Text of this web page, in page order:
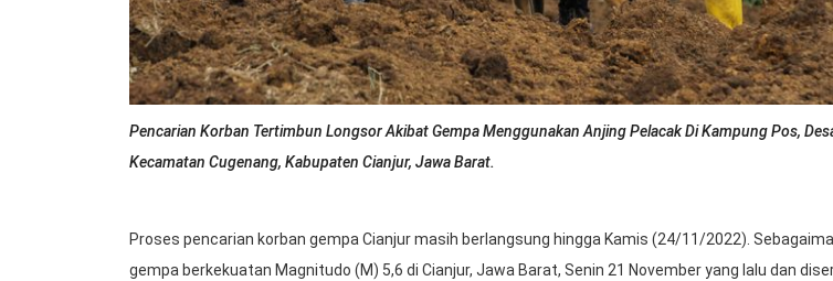
Pencarian Korban Tertimbun Longsor Akibat Gempa Menggunakan Anjing Pelacak Di Kampung Pos,
Kecamatan Cugenang, Kabupaten Cianjur, Jawa Barat.
Proses pencarian korban gempa Cianjur masih berlangsung hingga Kamis (24/11/2022).
gempa berkekuatan Magnitudo (M) 5,6 di Cianjur, Jawa Barat, Senin 21 November yang lalu dan